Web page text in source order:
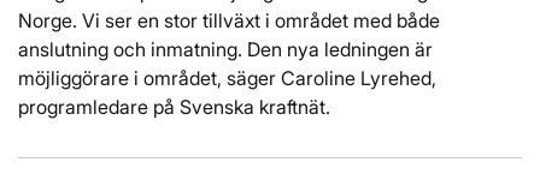
Norge. Vi ser en stor tillväxt i området med både
anslutning och inmatning. Den nya ledningen är
möjliggörare i området, säger Caroline Lyrehed,
programledare på Svenska kraftnät.